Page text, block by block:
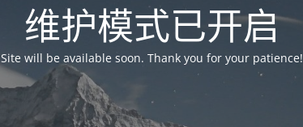
维护模式已开启
Site will be available soon. Thank you for your patience!